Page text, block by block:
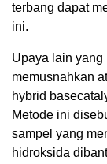
terbang dapat
ini.
Upaya lain
memusnahkan
hybrid
Metode ini
sampel yang
hidroksida